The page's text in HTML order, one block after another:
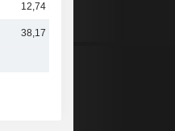
12,74 Mrd
38,17 Mrd